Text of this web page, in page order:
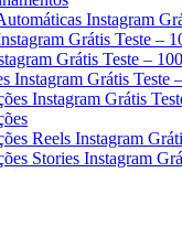
Instagram
Grátis Teste –
Grátis Teste –
Instagram Grátis Teste
Instagram Grátis
Reels Instagram
Stories Instagram